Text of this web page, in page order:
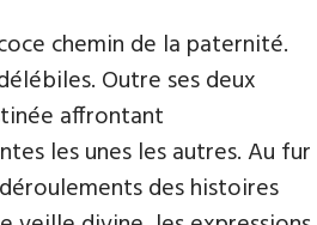
chemin de la paternité.
Outre ses deux
affrontant
les unes les autres. Au fur
des histoires